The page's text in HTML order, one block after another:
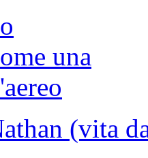
(vita